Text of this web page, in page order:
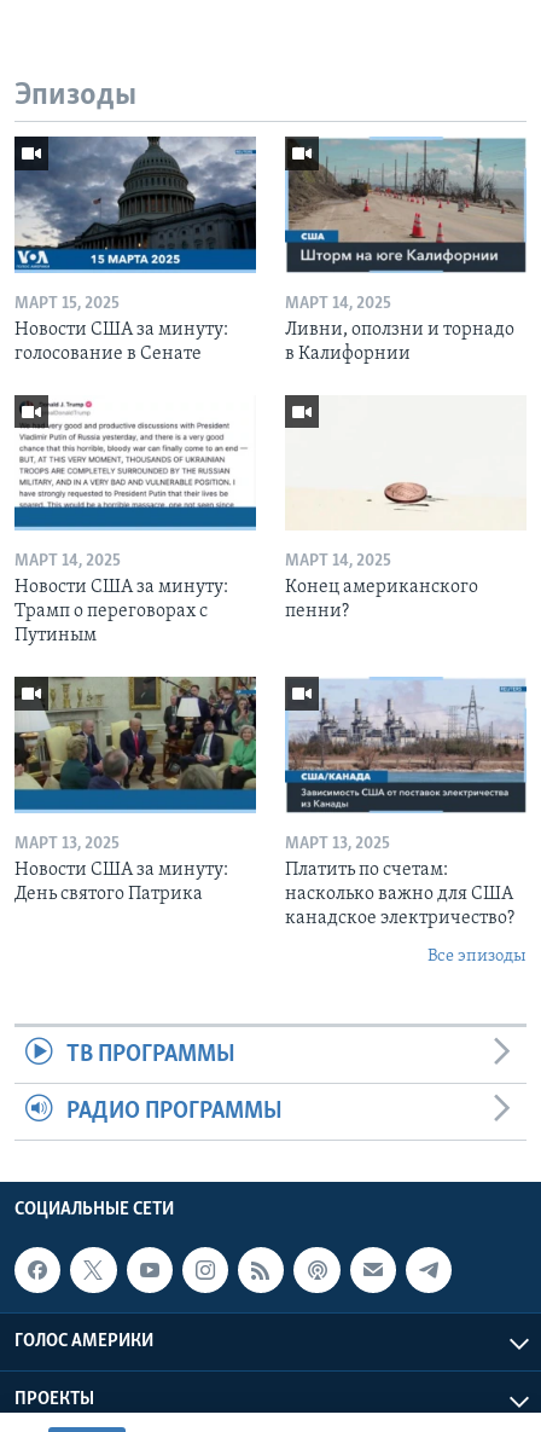
Эпизоды
МАРТ 15, 2025
Новости США за минуту:
голосование в Сенате
МАРТ 14, 2025
Ливни, оползни и торнадо
в Калифорнии
МАРТ 14, 2025
Новости США за минуту:
Трамп о переговорах с
Путиным
МАРТ 14, 2025
Конец американского
пенни?
МАРТ 13, 2025
Новости США за минуту:
День святого Патрика
МАРТ 13, 2025
Платить по счетам:
насколько важно для США
канадское электричество?
Все эпизоды
ТВ ПРОГРАММЫ
РАДИО ПРОГРАММЫ
СОЦИАЛЬНЫЕ СЕТИ
ГОЛОС АМЕРИКИ
ПРОЕКТЫ